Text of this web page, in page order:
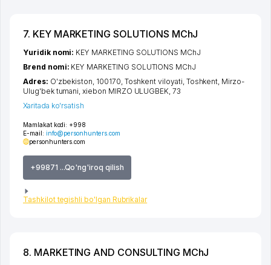
7. KEY MARKETING SOLUTIONS MChJ
Mamlakat kodi: +998
E-mail: info@personhunters.com
personhunters.com
+99871 ...Qo'ng'iroq qilish
Tashkilot tegishli bo'lgan Rubrikalar
Yuridik nomi: KEY MARKETING SOLUTIONS MChJ
Brend nomi: KEY MARKETING SOLUTIONS MChJ
Adres: O'zbekiston, 100170, Toshkent viloyati, Toshkent, Mirzo-
Ulug'bek tumani,xiеbon MIRZO ULUGBEK, 73
Xaritada ko'rsatish
8. MARKETING AND CONSULTING MChJ